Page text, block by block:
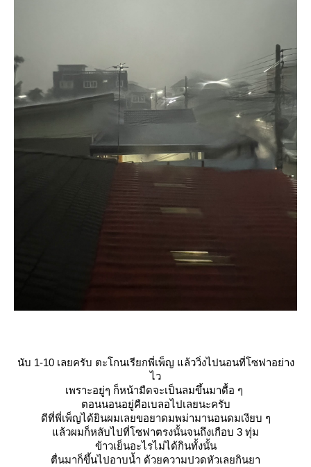
นับ 1-10 เลยครับ ตะโกนเรียกพี่เพ็ญ แล้ววิ่งไปนอนที่โซฟาอย่าง
ไว
เพราะอยู่ๆ ก็หน้ามืดจะเป็นลมขึ้นมาดื้อ ๆ
ตอนนอนอยู่คือเบลอไปเลยนะครับ
ดีที่พี่เพ็ญได้ยินผมเลยขอยาดมพม่ามานอนดมเงียบ ๆ
ล้วผมก็หลับไปที่โซฟาตรงนั้นจนถึงเกือบ 3 ทุ่ม
ข้าวเย็นอะไรไม่ได้กินทั้งนั้น
ตื่นมาก็ขึ้นไปอาบน้ำ ด้วยความปวดหัวเลยกินยา